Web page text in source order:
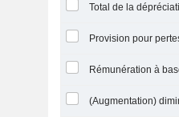
Provision pour
Rémunération à